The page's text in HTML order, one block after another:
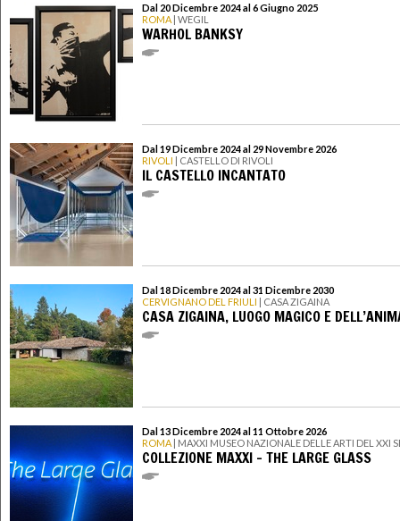
Dal 20 Dicembre 2024 al 6 Giugno 2025
ROMA | WEGIL
WARHOL BANKSY
Dal 19 Dicembre 2024 al 29 Novembre 2026
RIVOLI | CASTELLO DI RIVOLI
IL CASTELLO INCANTATO
Dal 18 Dicembre 2024 al 31 Dicembre 2030
CERVIGNANO DEL FRIULI | CASA ZIGAINA
CASA ZIGAINA, LUOGO MAGICO E
Dal 13 Dicembre 2024 al 11 Ottobre 2026
ROMA | MAXXI MUSEO NAZIONALE DELLE ARTI DEL XXI
COLLEZIONE MAXXI - THE LARGE GLASS